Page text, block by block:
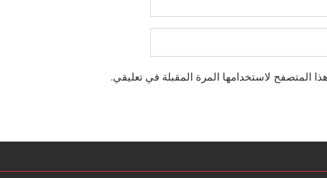
المتصفح لاستخدامها المرة المقبلة في تعليقي.